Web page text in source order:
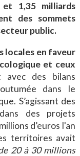
1,35 milliards
des sommets
public.
locales en faveur
et ceux
avec des bilans
dans le
S’agissant des
des projets
d’euros l'an
territoires avait
20 à 30 millions